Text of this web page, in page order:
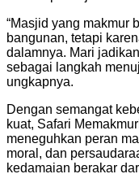
“Masjid yang makmur
bangunan, tetapi
dalamnya. Mari
sebagai langkah
ungkapnya.
Dengan semangat
kuat, Safari
meneguhkan peran
moral, dan
kedamaian berakar